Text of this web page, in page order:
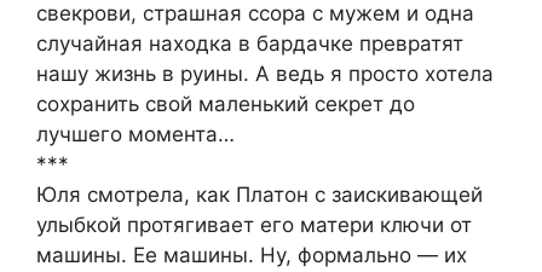
свекрови, страшная ссора с мужем и одна
случайная находка в бардачке превратят
нашу жизнь в руины. А ведь я просто хотела
сохранить свой маленький секрет до
лучшего момента…
***
Юля смотрела, как Платон с заискивающей
улыбкой протягивает его матери ключи от
машины. Ее машины. Ну, формально — их